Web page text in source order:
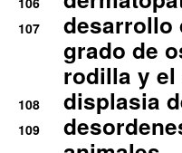
107
desarrollo
grado de
rodilla y
108 displasia
109